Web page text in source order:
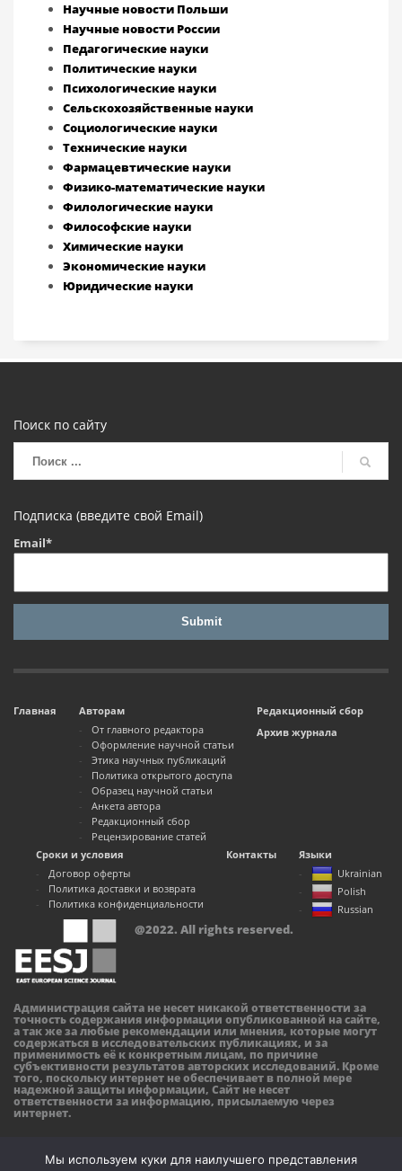
Научные новости Польши
Научные новости России
Педагогические науки
Политические науки
Психологические науки
Сельскохозяйственные науки
Социологические науки
Технические науки
Фармацевтические науки
Физико-математические науки
Филологические науки
Философские науки
Химические науки
Экономические науки
Юридические науки
Поиск по сайту
Подписка (введите свой Email)
Email*
Главная
Авторам
От главного редактора
Оформление научной статьи
Этика научных публикаций
Политика открытого доступа
Образец научной статьи
Анкета автора
Редакционный сбор
Рецензирование статей
Редакционный сбор
Архив журнала
Сроки и условия
Договор оферты
Политика доставки и возврата
Политика конфиденциальности
Контакты
Языки
Ukrainian
Polish
Russian
@2022. All rights reserved.
Администрация сайта не несет никакой ответственности за
точность содержания информации опубликованной на сайте,
а так же за любые рекомендации или мнения, которые могут
содержаться в исследовательских публикациях, и за
применимость её к конкретным лицам, по причине
субъективности результатов авторских исследований. Кроме
того, поскольку интернет не обеспечивает в полной мере
надежной защиты информации, Сайт не несет
ответственности за информацию, присылаемую через
интернет.
Мы используем куки для наилучшего представления